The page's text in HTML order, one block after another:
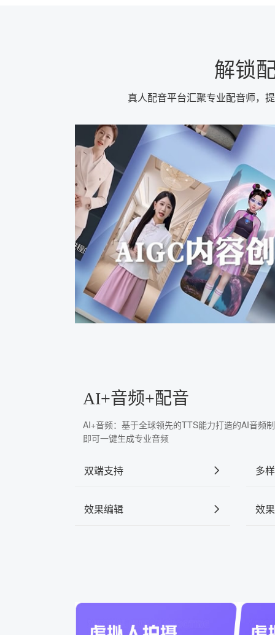
解锁
真人配音平台汇聚专业配音师，
AI+音频+配音
AI+音频：基于全球领先的TTS能力打造的AI音频
即可一键生成专业音频
双端支持 多
效果编辑 效